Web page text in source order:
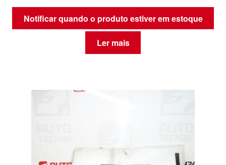
Notificar quando o produto estiver em estoque
Ler mais